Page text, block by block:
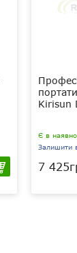
Kirisun
Є в
Залишити
7